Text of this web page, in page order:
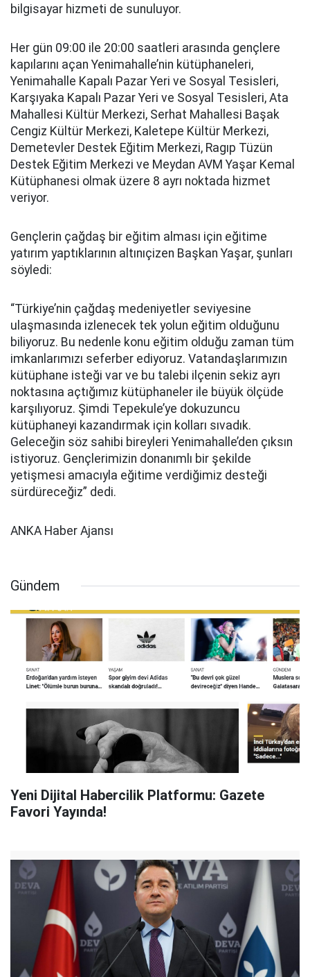
bilgisayar hizmeti de sunuluyor.
Her gün 09:00 ile 20:00 saatleri arasında gençlere
kapılarını açan Yenimahalle’nin kütüphaneleri,
Yenimahalle Kapalı Pazar Yeri ve Sosyal Tesisleri,
Karşıyaka Kapalı Pazar Yeri ve Sosyal Tesisleri, Ata
Mahallesi Kültür Merkezi, Serhat Mahallesi Başak
Cengiz Kültür Merkezi, Kaletepe Kültür Merkezi,
Demetevler Destek Eğitim Merkezi, Ragıp Tüzün
Destek Eğitim Merkezi ve Meydan AVM Yaşar Kemal
Kütüphanesi olmak üzere 8 ayrı noktada hizmet
veriyor.
Gençlerin çağdaş bir eğitim alması için eğitime
yatırım yaptıklarının altınıçizen Başkan Yaşar, şunları
söyledi:
“Türkiye’nin çağdaş medeniyetler seviyesine
ulaşmasında izlenecek tek yolun eğitim olduğunu
biliyoruz. Bu nedenle konu eğitim olduğu zaman tüm
imkanlarımızı seferber ediyoruz. Vatandaşlarımızın
kütüphane isteği var ve bu talebi ilçenin sekiz ayrı
noktasına açtığımız kütüphaneler ile büyük ölçüde
karşılıyoruz. Şimdi Tepekule’ye dokuzuncu
kütüphaneyi kazandırmak için kolları sıvadık.
Geleceğin söz sahibi bireyleri Yenimahalle’den çıksın
istiyoruz. Gençlerimizin donanımlı bir şekilde
yetişmesi amacıyla eğitime verdiğimiz desteği
sürdüreceğiz” dedi.
ANKA Haber Ajansı
Gündem
Yeni Dijital Habercilik Platformu: Gazete
Favori Yayında!